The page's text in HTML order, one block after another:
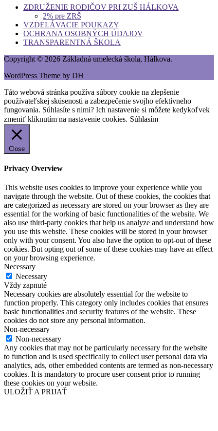
ZDRUŽENIE RODIČOV PRI ZUŠ HÁLKOVA
2% pre ZRŠ
VZDELÁVACIE POUKAZY
OCHRANA OSOBNÝCH ÚDAJOV
TRANSPARENTNÁ ŠKOLA
Copyright © 2026 Základná umelecká škola, Hálkova.
WordPress Theme by DH
Táto webová stránka používa súbory cookie na zlepšenie
používateľskej skúsenosti a zabezpečenie svojho efektívneho
fungovania. Súhlasíte s nimi? Ich nastavenie si môžete kedykoľvek
zmeniť kliknutím na nastavenie cookies. Súhlasím
Close
Privacy Overview
This website uses cookies to improve your experience while you
navigate through the website. Out of these cookies, the cookies that
are categorized as necessary are stored on your browser as they are
essential for the working of basic functionalities of the website. We
also use third-party cookies that help us analyze and understand how
you use this website. These cookies will be stored in your browser
only with your consent. You also have the option to opt-out of these
cookies. But opting out of some of these cookies may have an effect
on your browsing experience.
Necessary
Necessary
Vždy zapnuté
Necessary cookies are absolutely essential for the website to
function properly. This category only includes cookies that ensures
basic functionalities and security features of the website. These
cookies do not store any personal information.
Non-necessary
Non-necessary
Any cookies that may not be particularly necessary for the website
to function and is used specifically to collect user personal data via
analytics, ads, other embedded contents are termed as non-necessary
cookies. It is mandatory to procure user consent prior to running
these cookies on your website.
ULOŽIŤ A PRIJAŤ